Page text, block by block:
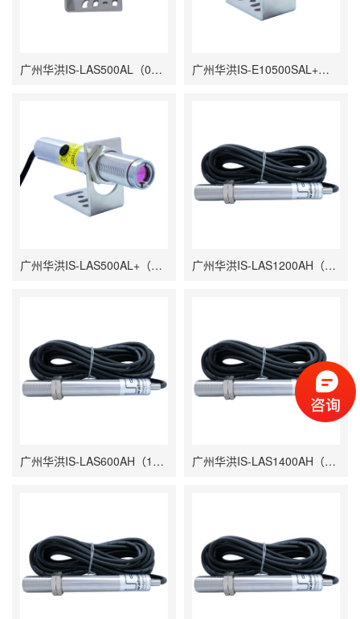
广州华洪IS-LAS500AL（0~500℃）双激光瞄准在线式工业红外测温仪 广州华洪IS-E10500SAL+（-10~500℃）双激光聚焦瞄准在线式工业红外测温仪
广州华洪IS-LAS500AL+（0~500℃）双激光聚焦瞄准在线式工业红外测温仪 广州华洪IS-LAS1200AH（350℃~1200℃）短波同轴双激光瞄准在线式红外测温仪
广州华洪IS-LAS600AH（150℃~600℃）短波同轴双激光瞄准在线式红外测温仪 广州华洪IS-LAS1400AH（400℃~1400℃）短波同轴双激光瞄准在线式红外测温仪